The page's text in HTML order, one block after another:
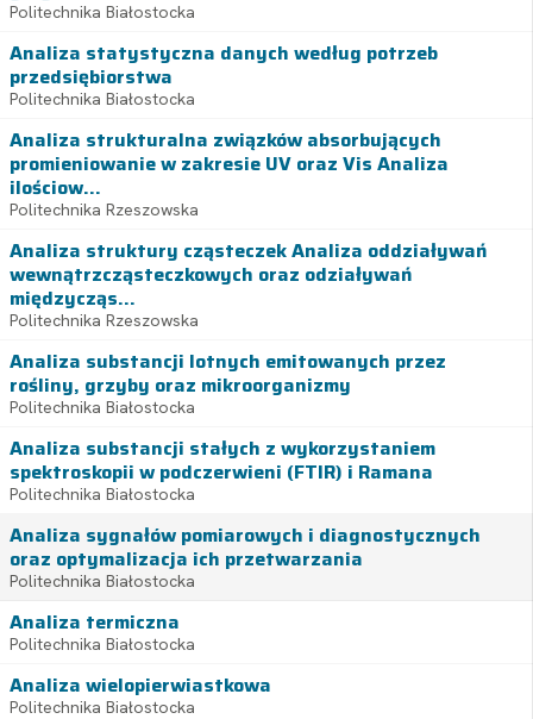
Politechnika Białostocka
Analiza statystyczna danych według potrzeb
przedsiębiorstwa
Politechnika Białostocka
Analiza strukturalna związków absorbujących
promieniowanie w zakresie UV oraz Vis Analiza
ilościow...
Politechnika Rzeszowska
Analiza struktury cząsteczek Analiza oddziaływań
wewnątrzcząsteczkowych oraz odziaływań
międzycząs...
Politechnika Rzeszowska
Analiza substancji lotnych emitowanych przez
rośliny, grzyby oraz mikroorganizmy
Politechnika Białostocka
Analiza substancji stałych z wykorzystaniem
spektroskopii w podczerwieni (FTIR) i Ramana
Politechnika Białostocka
Analiza sygnałów pomiarowych i diagnostycznych
oraz optymalizacja ich przetwarzania
Politechnika Białostocka
Analiza termiczna
Politechnika Białostocka
Analiza wielopierwiastkowa
Politechnika Białostocka